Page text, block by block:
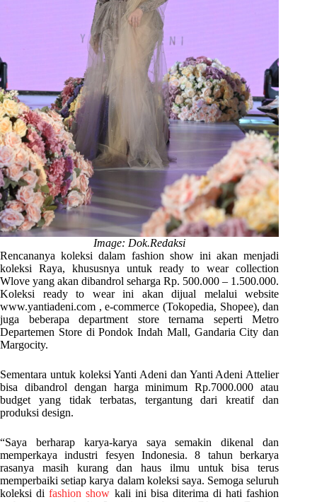
Image: Dok.Redaksi
Rencananya koleksi dalam fashion show ini akan menjadi
koleksi Raya, khususnya untuk ready to wear collection
Wlove yang akan dibandrol seharga Rp. 500.000 – 1.500.000.
Koleksi ready to wear ini akan dijual melalui website
www.yantiadeni.com , e-commerce (Tokopedia, Shopee), dan
juga beberapa department store ternama seperti Metro
Departemen Store di Pondok Indah Mall, Gandaria City dan
Margocity.
Sementara untuk koleksi Yanti Adeni dan Yanti Adeni Attelier
bisa dibandrol dengan harga minimum Rp.7000.000 atau
budget yang tidak terbatas, tergantung dari kreatif dan
produksi design.
“Saya berharap karya-karya saya semakin dikenal dan
memperkaya industri fesyen Indonesia. 8 tahun berkarya
rasanya masih kurang dan haus ilmu untuk bisa terus
memperbaiki setiap karya dalam koleksi saya. Semoga seluruh
koleksi di fashion show kali ini bisa diterima di hati fashion